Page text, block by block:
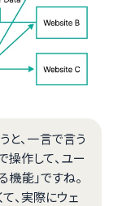
と、一言で言う
操作して、ユー
能」ですね。
、実際にウェ